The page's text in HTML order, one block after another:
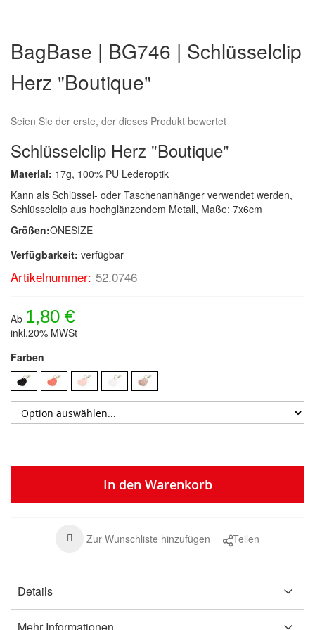
der
Bildergalerie
springen
BagBase | BG746 | Schlüsselclip
Herz "Boutique"
Seien Sie der erste, der dieses Produkt bewertet
Schlüsselclip Herz "Boutique"
Material: 17g, 100% PU Lederoptik
Kann als Schlüssel- oder Taschenanhänger verwendet werden,
Schlüsselclip aus hochglänzendem Metall, Maße: 7x6cm
Größen:ONESIZE
Verfügbarkeit: verfügbar
Artikelnummer: 52.0746
Ab 1,80 €
inkl.20% MWSt
Farben
In den Warenkorb
Zur Wunschliste hinzufügen Teilen
Details